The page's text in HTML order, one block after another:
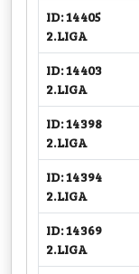
ID: 14405
2.LIGA
ID: 14403
2.LIGA
ID: 14398
2.LIGA
ID: 14394
2.LIGA
ID: 14369
2.LIGA